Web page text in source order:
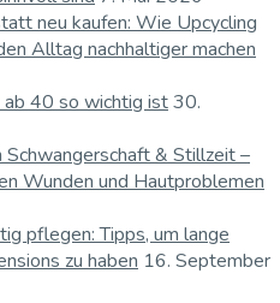
neu kaufen: Wie Upcycling
Alltag nachhaltiger machen
ab 40 so wichtig ist30.
& Stillzeit –
Wunden und Hautproblemen
pflegen: Tipps, um lange
zu haben 16. September